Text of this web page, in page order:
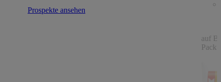
Prospekte ansehen
auf